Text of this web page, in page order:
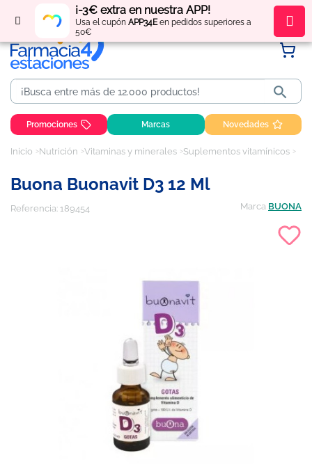
¡-3€ extra en nuestra APP!
Usa el cupón APP34Een pedidos superiores a
50€
Regístratey obténpuntos por tus compras

Promociones Marcas Novedades
Inicio Nutrición Vitaminas y minerales Suplementos vitamínicos
Buona Buonavit D3 12 Ml
Referencia: 189454 Marca BUONA